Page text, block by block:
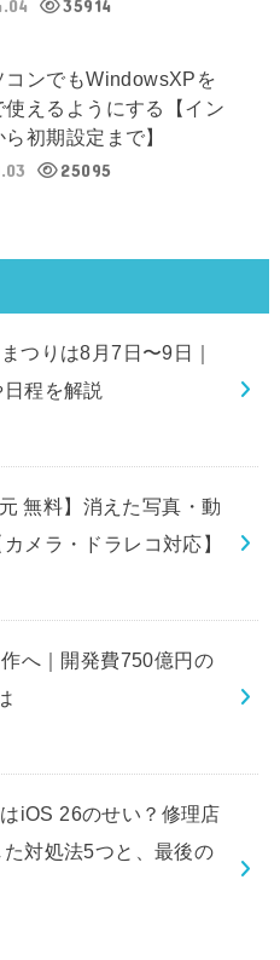
35914
コンでもWindowsXPを
使えるようにする【イン
初期設定まで】
25095
つりは8月7日〜9日｜
程を解説
無料】消えた写真・動
メラ・ドラレコ対応】
へ｜開発費750億円の
iOS 26のせい？修理店
対処法5つと、最後の